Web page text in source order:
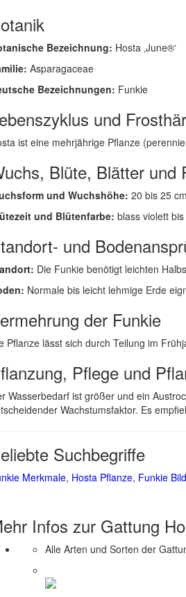
Bezeichnung: Hosta ‚June®‘
Asparagaceae
Bezeichnungen: Funkie
und
ist eine mehrjährige Pflanze
Blüte, Blätter und
und Wuchshöhe: 20 bis 25
und Blütenfarbe: blass violett
und
Die Funkie benötigt leichten
Normale bis leicht lehmige Erde
der Funkie
Pflanze lässt sich durch Teilung im
Pflege und
Wasserbedarf ist größer und ein
Wachstumsfaktor. Es
Suchbegriffe
Merkmale, Hosta Pflanze, Funkie
Infos zur Gattung
Alle Arten und Sorten der